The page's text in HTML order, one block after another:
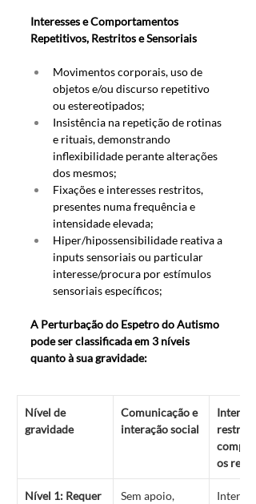
Interesses e Comportamentos
Repetitivos, Restritos e Sensoriais
Movimentos corporais, uso de
objetos e/ou discurso repetitivo
ou estereotipados;
Insistência na repetição de rotinas
e rituais, demonstrando
inflexibilidade perante alterações
dos mesmos;
Fixações e interesses restritos,
presentes numa frequência e
intensidade elevada;
Hiper/hipossensibilidade reativa a
inputs sensoriais ou particular
interesse/procura por estímulos
sensoriais específicos;
A Perturbação do Espetro do Autismo
pode ser classificada em 3 níveis
quanto à sua gravidade:
Nível de
gravidade
Comunicação e
interação social
os
Nível 1: Requer
Sem apoio,